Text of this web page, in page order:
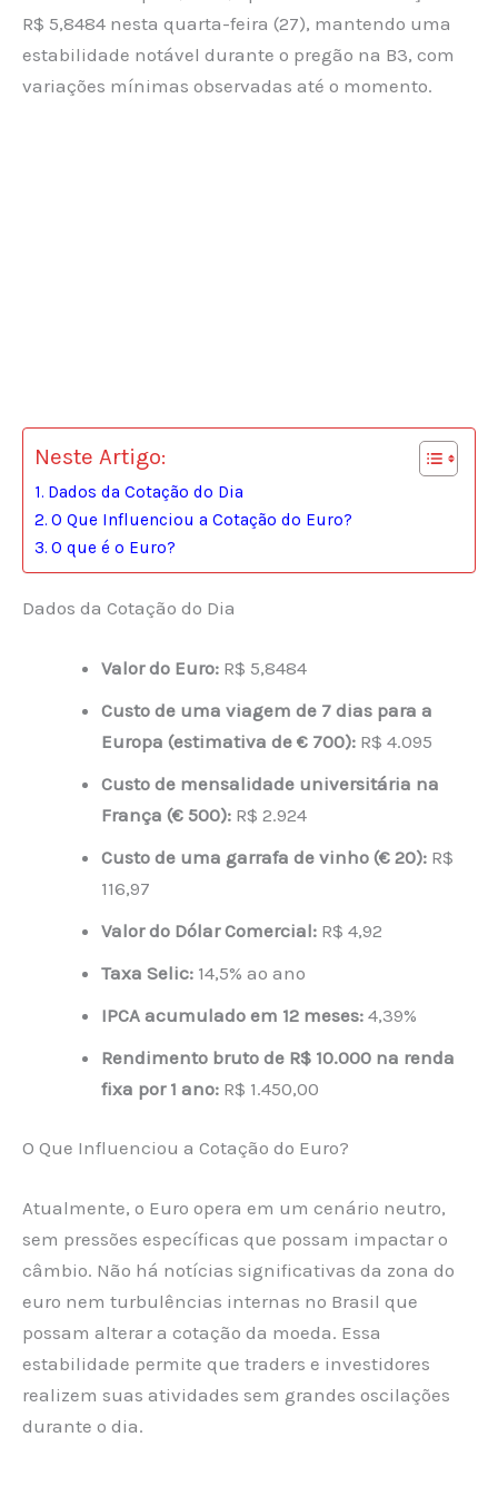
R$ 5,8484 nesta quarta-feira (27), mantendo uma
estabilidade notável durante o pregão na B3, com
variações mínimas observadas até o momento.
Neste Artigo:
Dados da Cotação do Dia
O Que Influenciou a Cotação do Euro?
O que é o Euro?
Dados da Cotação do Dia
Valor do Euro: R$ 5,8484
Custo de uma viagem de 7 dias para a
Europa (estimativa de € 700): R$ 4.095
Custo de mensalidade universitária na
França (€ 500): R$ 2.924
Custo de uma garrafa de vinho (€ 20): R$
116,97
Valor do Dólar Comercial: R$ 4,92
Taxa Selic: 14,5% ao ano
IPCA acumulado em 12 meses: 4,39%
Rendimento bruto de R$ 10.000 na renda
fixa por 1 ano: R$ 1.450,00
O Que Influenciou a Cotação do Euro?
Atualmente, o Euro opera em um cenário neutro,
sem pressões específicas que possam impactar o
câmbio. Não há notícias significativas da zona do
euro nem turbulências internas no Brasil que
possam alterar a cotação da moeda. Essa
estabilidade permite que traders e investidores
realizem suas atividades sem grandes oscilações
durante o dia.